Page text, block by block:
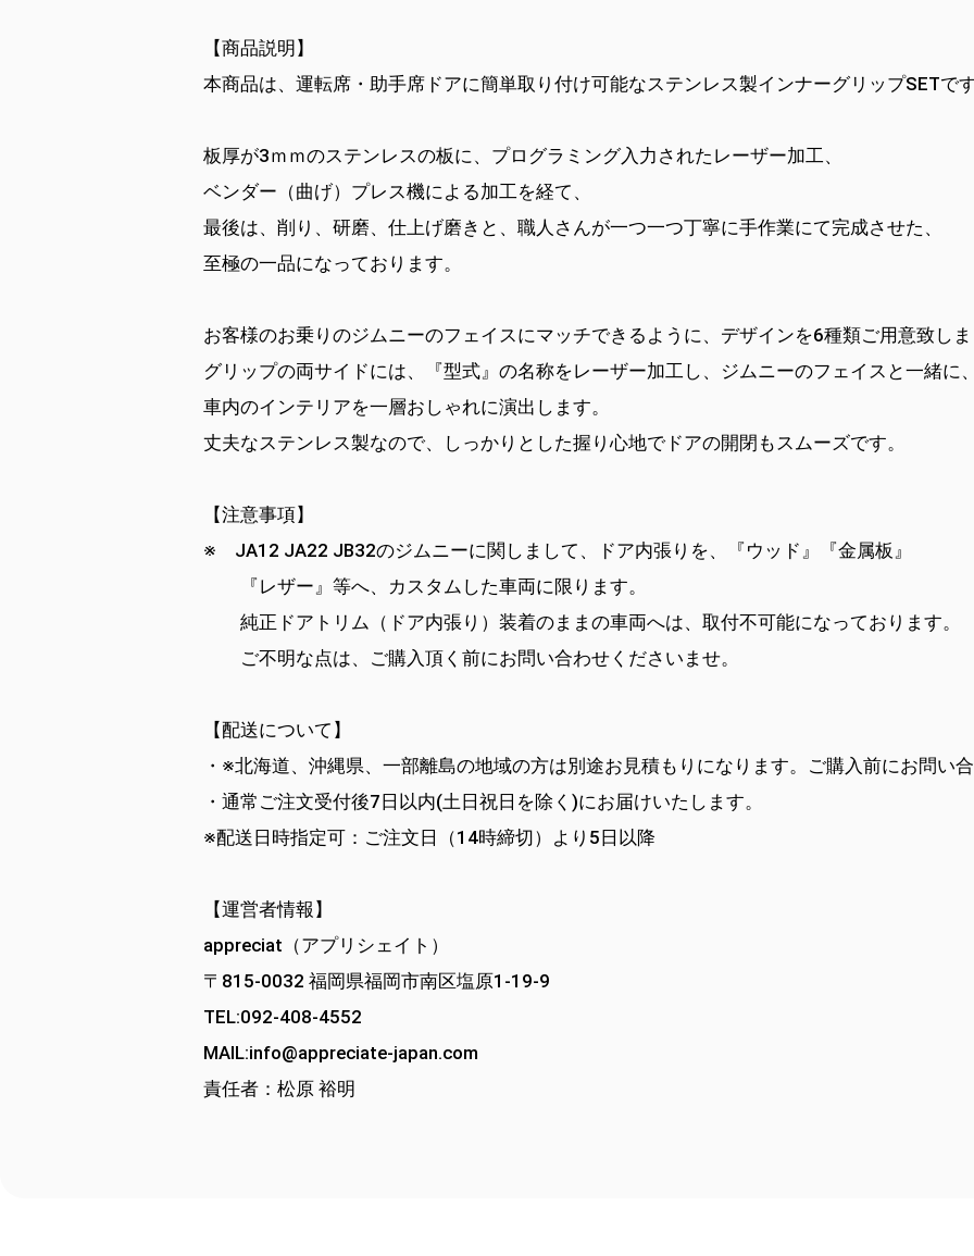
【商品説明】
本商品は、運転席・助手席ドアに簡単取り付け可能なステンレス製インナーグリップSETで
板厚が3ｍｍのステンレスの板に、プログラミング入力されたレーザー加工、
ベンダー（曲げ）プレス機による加工を経て、
最後は、削り、研磨、仕上げ磨きと、職人さんが一つ一つ丁寧に手作業にて完成させた、
至極の一品になっております。
お客様のお乗りのジムニーのフェイスにマッチできるように、デザインを6種類ご用意致し
グリップの両サイドには、『型式』の名称をレーザー加工し、ジムニーのフェイスと一緒に
車内のインテリアを一層おしゃれに演出します。
丈夫なステンレス製なので、しっかりとした握り心地でドアの開閉もスムーズです。
【注意事項】
※ JA12 JA22 JB32のジムニーに関しまして、ドア内張りを、『ウッド』『金属板』
『レザー』等へ、カスタムした車両に限ります。
純正ドアトリム（ドア内張り）装着のままの車両へは、取付不可能になっております。
ご不明な点は、ご購入頂く前にお問い合わせくださいませ。
【配送について】
・※北海道、沖縄県、一部離島の地域の方は別途お見積もりになります。ご購入前にお問い
・通常ご注文受付後7日以内(土日祝日を除く)にお届けいたします。
※配送日時指定可：ご注文日（14時締切）より5日以降
【運営者情報】
appreciat（アプリシェイト）
〒815-0032 福岡県福岡市南区塩原1-19-9
TEL:092-408-4552
MAIL:info@appreciate-japan.com
責任者：松原 裕明